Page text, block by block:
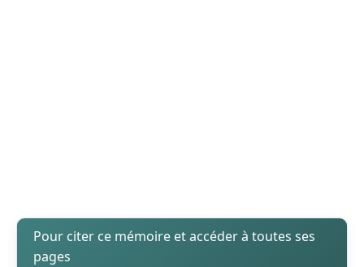
Pour citer ce mémoire et accéder à toutes ses
pages